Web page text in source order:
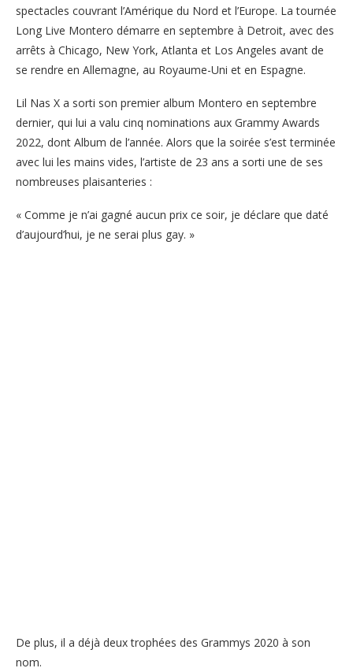
spectacles couvrant l’Amérique du Nord et l’Europe. La tournée
Long Live Montero démarre en septembre à Detroit, avec des
arrêts à Chicago, New York, Atlanta et Los Angeles avant de
se rendre en Allemagne, au Royaume-Uni et en Espagne.
Lil Nas X a sorti son premier album Montero en septembre
dernier, qui lui a valu cinq nominations aux Grammy Awards
2022, dont Album de l’année. Alors que la soirée s’est terminée
avec lui les mains vides, l’artiste de 23 ans a sorti une de ses
nombreuses plaisanteries :
« Comme je n’ai gagné aucun prix ce soir, je déclare que daté
d’aujourd’hui, je ne serai plus gay. »
De plus, il a déjà deux trophées des Grammys 2020 à son
nom.